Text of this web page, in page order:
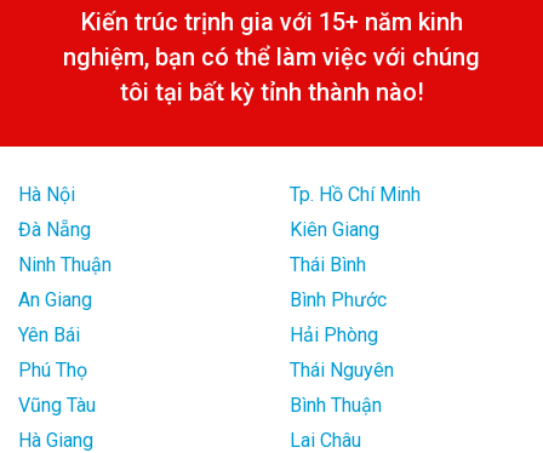
Kiến trúc trịnh gia với 15+ năm kinh
nghiệm, bạn có thể làm việc với chúng
tôi tại bất kỳ tỉnh thành nào!
Hà Nội
Tp. Hồ Chí Minh
Đà Nẵng
Kiên Giang
Ninh Thuận
Thái Bình
An Giang
Bình Phước
Yên Bái
Hải Phòng
Phú Thọ
Thái Nguyên
Vũng Tàu
Bình Thuận
Hà Giang
Lai Châu